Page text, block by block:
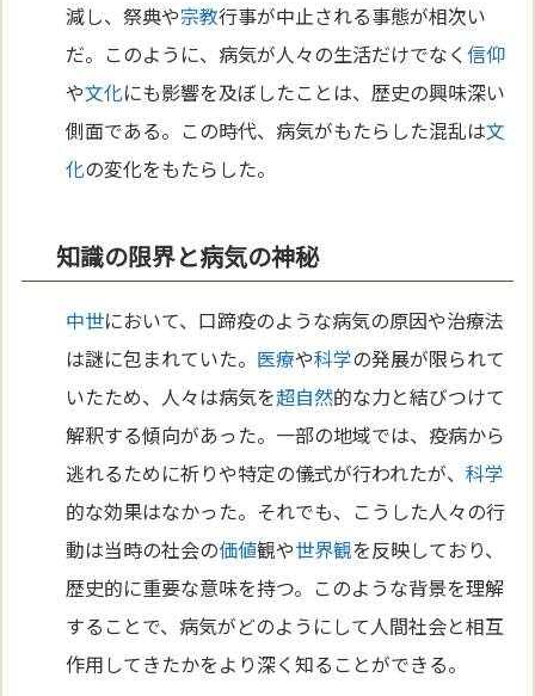
減し、祭典や宗教行事が中止される事態が相次い
だ。このように、病気が人々の生活だけでなく信仰
や文化にも影響を及ぼしたことは、歴史の興味深い
側面である。この時代、病気がもたらした混乱は文
化の変化をもたらした。
知識の限界と病気の神秘
中世において、口蹄疫のような病気の原因や治療法
は謎に包まれていた。 医療や科学の発展が限られて
いたため、人々は病気を超自然的な力と結びつけて
解釈する傾向があった。一部の地域では、疫病から
逃れるために祈りや特定の儀式が行われたが、科学
的な効果はなかった。それでも、こうした人々の行
動は当時の社会の価値観や世界観を反映しており、
歴史的に重要な意味を持つ。このような背景を理解
することで、病気がどのようにして人間社会と相互
作用してきたかをより深く知ることができる。